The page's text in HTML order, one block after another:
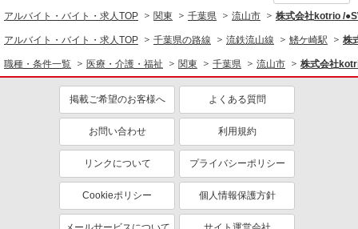
医療・介護・福祉
介護職・ヘルパー
同じ特徴から求人を探す
未経験歓迎
ミドル（40代～）活躍中
ボーナス・賞与あり
車通勤OK
社会保険あり
産休・育休取得実績あり
アルバイト・バイト・求人TOP 関東 千葉県 流山市 株式会社kotrio /
アルバイト・バイト・求人TOP 千葉県の路線 流鉄流山線 鰭ケ崎駅 株
職種・条件一覧 医療・介護・福祉 関東 千葉県 流山市 株式会社
掲載ご希望のお客様へ よくある質問
お問い合わせ 利用規約
リンクについて プライバシーポリシー
Cookieポリシー 個人情報保護方針